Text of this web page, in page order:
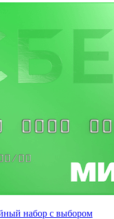
набор с выбором